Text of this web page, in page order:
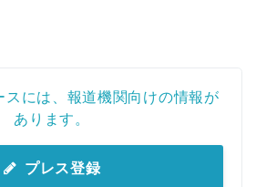
スには、報道機関向けの情報が
あります。
プレス登録